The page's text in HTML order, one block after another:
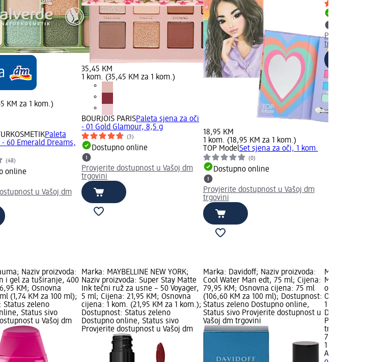
KM za 1 kom.)
Paleta
60 Emerald Dreams,
(48)
online
u Vašoj dm
35,45 KM
1 kom. (35,45 KM za 1 kom.)
BOURJOIS PARISPaleta sjena za oči
- 01 Gold Glamour, 8,5 g
(3)
Dostupno online
Provjerite dostupnost u Vašoj dm
trgovini
18,95 KM
1 kom. (18,95 KM za 1 kom.)
TOP ModelSet sjena za oči, 1 kom.
(0)
Dostupno online
Provjerite dostupnost u Vašoj dm
trgovini
Provjerite
trgovini
Naziv proizvoda:
i gel za tuširanje, 400
KM; Osnovna
(1,74 KM za 100 ml);
Status zeleno
Status sivo
u Vašoj dm
Marka: MAYBELLINE NEW YORK;
Naziv proizvoda: Super Stay Matte
Ink tečni ruž za usne – 50 Voyager,
5 ml; Cijena: 21,95 KM; Osnovna
cijena: 1 kom. (21,95 KM za 1 kom.);
Dostupnost: Status zeleno
Dostupno online, Status sivo
Provjerite dostupnost u Vašoj dm
Marka: Davidoff; Naziv proizvoda:
Cool Water Man edt, 75 ml; Cijena:
79,95 KM; Osnovna cijena: 75 ml
(106,60 KM za 100 ml); Dostupnost:
Status zeleno Dostupno online,
Status sivo Provjerite dostupnost u
Vašoj dm trgovini
Marka:
Matte &
olovci, 1,2
Osnovna
1 kom.);
Dostupno
Provjerite
trgovini
7,95 KM
1 kom.
AURA